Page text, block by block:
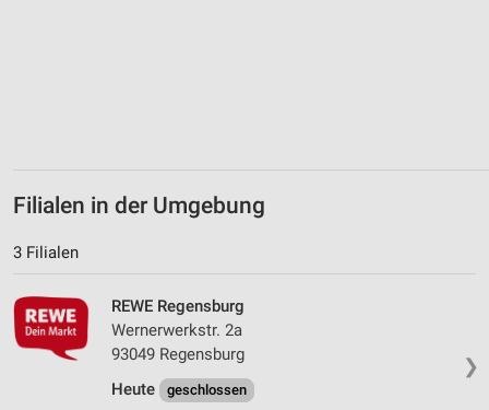
Filialen in der Umgebung
3 Filialen
❯
REWE Regensburg
Wernerwerkstr. 2a
93049 Regensburg
Heute
geschlossen
Kombinationen von Daten aus verschiedenen
Quellen
Entwicklung und Verbesserung der Angebote
Verwendung reduzierter Daten zur Auswahl von
Inhalten
IAB-Besonderheiten:
Verwendung genauer Standortdaten